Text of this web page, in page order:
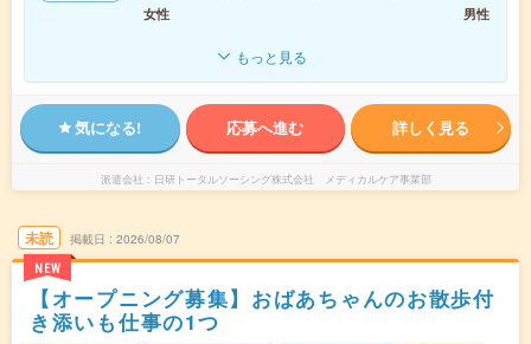
女性
男性
もっと見る
気になる! 応募へ進む 詳しく見る
派遣会社 日研トータルソーシング株式会社 メディカルケア事業部
未読
NEW
掲載日 2026/08/07
【オープニング募集】おばあちゃんのお散歩付
き添いも仕事の1つ